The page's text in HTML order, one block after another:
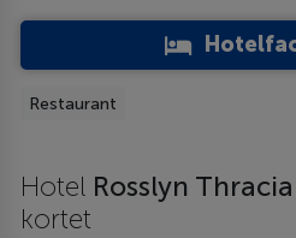
Restaurant
Hotel Rosslyn
kortet